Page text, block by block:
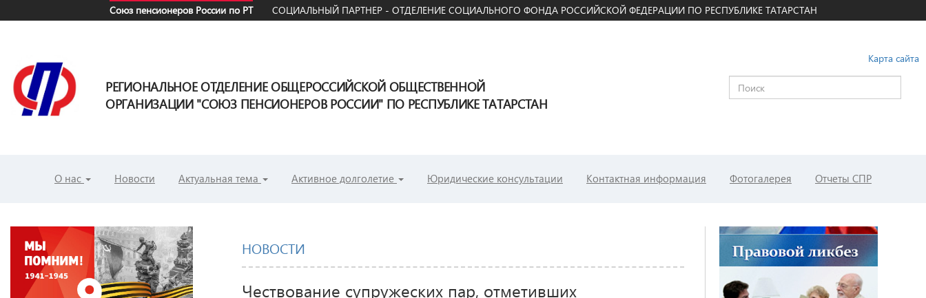
Союз пенсионеров России по РТ СОЦИАЛЬНЫЙ ПАРТНЕР - ОТДЕЛЕНИЕ СОЦИАЛЬНОГО ФОНДА РОССИЙСКОЙ ФЕДЕРАЦИИ ПО РЕСПУБЛИКЕ ТАТАРСТАН
РЕГИОНАЛЬНОЕ ОТДЕЛЕНИЕ ОБЩЕРОССИЙСКОЙ ОБЩЕСТВЕННОЙ
ОРГАНИЗАЦИИ "СОЮЗ ПЕНСИОНЕРОВ РОССИИ" ПО РЕСПУБЛИКЕ ТАТАРСТАН
Карта сайта
О нас Новости Актуальная тема Активное долголетие Юридические консультации Контактная информация Фотогалерея Отчеты СПР
НОВОСТИ
Чествование супружеских пар, отметивших